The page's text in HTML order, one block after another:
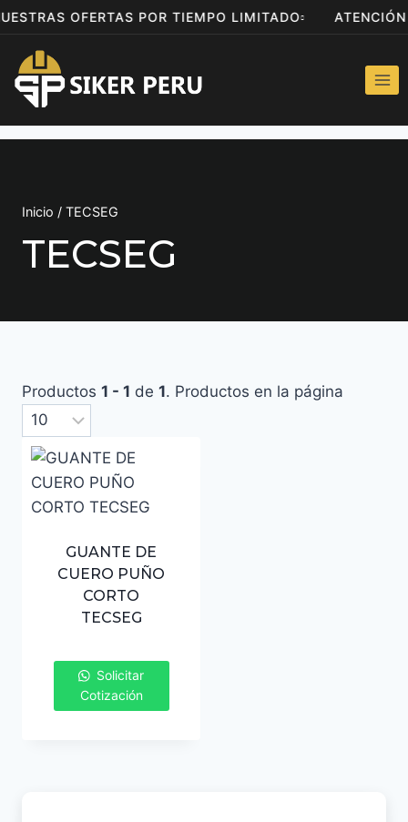
OFERTAS POR TIEMPO LIMITADO
Inicio / TECSEG
TECSEG
Productos 1 - 1 de 1. Productos en la página
GUANTE DE
CUERO PUÑO
CORTO
TECSEG
Solicitar
Cotización